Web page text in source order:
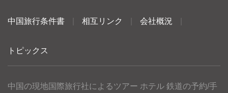
中国旅行条件書 相互リンク 会社概況
トピックス
中国の現地国際旅行社によるツアー ホテル 鉄道の予約/手